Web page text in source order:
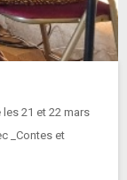
21 et 22 mars
_Contes et